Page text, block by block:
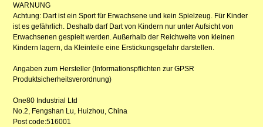
WARNUNG
Achtung: Dart ist ein Sport für Erwachsene und kein Spielzeug. Für Kinder
ist es gefährlich. Deshalb darf Dart von Kindern nur unter Aufsicht von
Erwachsenen gespielt werden. Außerhalb der Reichweite von kleinen
Kindern lagern, da Kleinteile eine Erstickungsgefahr darstellen.
Angaben zum Hersteller (Informationspflichten zur GPSR
Produktsicherheitsverordnung)
One80 Industrial Ltd
No.2, Fengshan Lu, Huizhou, China
Post code:516001